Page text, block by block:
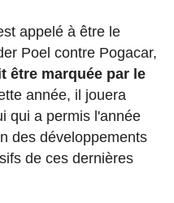
appelé à être le
Poel contre Pogacar,
être marquée par le
année, il jouera
qui a permis l'année
des développements
de ces dernières